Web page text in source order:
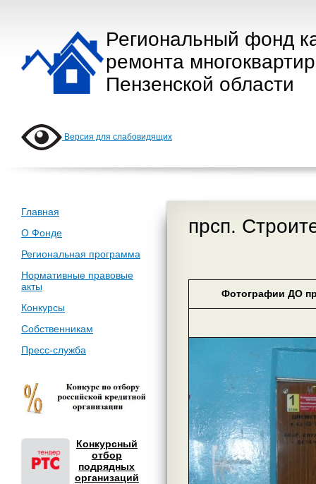
Региональный фонд
ремонта
Пензенской области
Версия для слабовидящих
Главная
О Фонде
Региональная программа
Нормативные правовые
акты
Конкурсы
Собственникам
Пресс-служба
Конкурсный
отбор
подрядных
организаций
прсп.
Фотографии ДО